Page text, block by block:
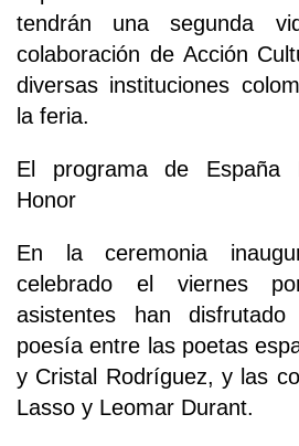
tendrán una segunda
colaboración de Acción
diversas instituciones
la feria.
El programa de España
Honor
En la ceremonia
celebrado el viernes
asistentes han
poesía entre las poetas
y Cristal Rodríguez, y las
Lasso y Leomar Durant.